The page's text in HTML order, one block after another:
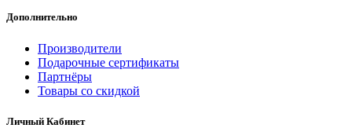
Дополнительно
Производители
Подарочные сертификаты
Партнёры
Товары со скидкой
Личный Кабинет